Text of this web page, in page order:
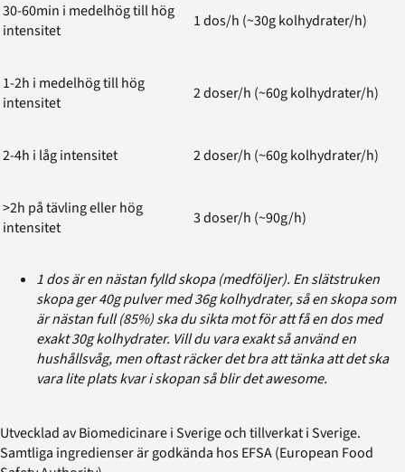
30-60min i medelhög till hög
intensitet
1 dos/h (~30g kolhydrater/h)
1-2h i medelhög till hög
intensitet
2 doser/h (~60g kolhydrater/h)
2-4h i låg intensitet 2 doser/h (~60g kolhydrater/h)
>2h på tävling eller hög
intensitet
3 doser/h (~90g/h)
1 dos är en nästan fylld skopa (medföljer). En slätstruken
skopa ger 40g pulver med 36g kolhydrater, så en skopa som
är nästan full (85%) ska du sikta mot för att få en dos med
exakt 30g kolhydrater. Vill du vara exakt så använd en
hushållsvåg, men oftast räcker det bra att tänka att det ska
vara lite plats kvar i skopan så blir det awesome.
Utvecklad av Biomedicinare i Sverige och tillverkat i Sverige.
Samtliga ingredienser är godkända hos EFSA (European Food